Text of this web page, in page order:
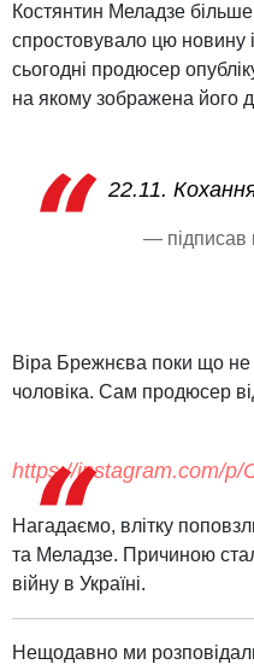
Костянтин Меладзе
спростовувало цю новину
сьогодні продюсер
на якому зображена його
22.11.
— підписав
Віра Брежнєва поки що не
чоловіка. Сам продюсер
https://instagram.com/p/
Нагадаємо, влітку
та Меладзе. Причиною
війну в Україні.
Нещодавно ми